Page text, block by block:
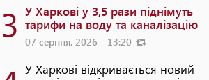
3 У Харкові у 3,5 рази піднімуть
тарифи на воду та каналізацію
07 серпня, 2026 - 13:20
У Харкові відкривається новий